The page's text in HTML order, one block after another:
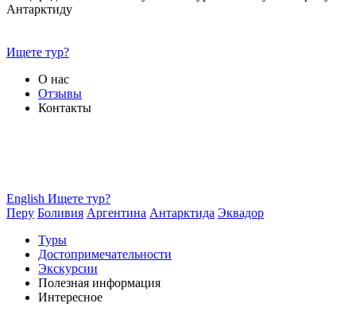
Антарктиду
Ищете тур?
О нас
Отзывы
Контакты
English Ищете тур?
Перу Боливия Аргентина Антарктида Эквадор
Туры
Достопримечательности
Экскурсии
Полезная информация
Интересное